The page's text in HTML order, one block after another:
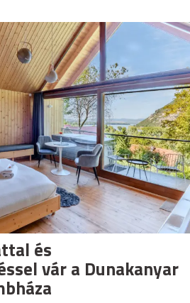
és
vár a Dunakanyar